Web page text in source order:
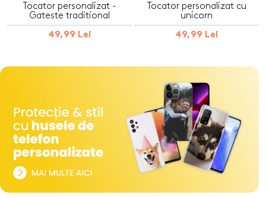
Tocator personalizat -
Gateste traditional
49,99 Lei
Tocator personalizat cu
unicorn
49,99 Lei